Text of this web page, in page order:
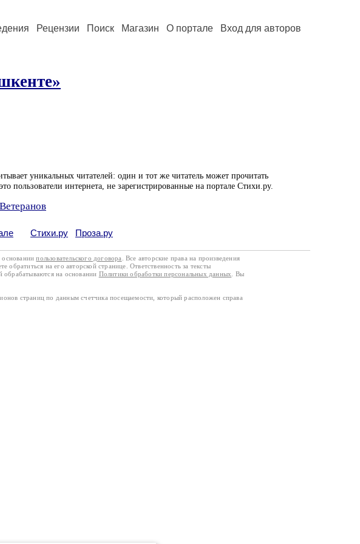
Рецензии Поиск Магазин О портале Вход для авторов
уникальных читателей: один и тот же читатель может прочитать
пользователи интернета, не зарегистрированные на портале Стихи.ру.
Стихи.ру Проза.ру
основаниипользовательского договора
. Все авторские права на произведения
обратиться на его авторской странице. Ответственность за тексты
обрабатываются на основании Политики обработки персональных данных
. Вы
страниц по данным счетчика посещаемости, который расположен справа